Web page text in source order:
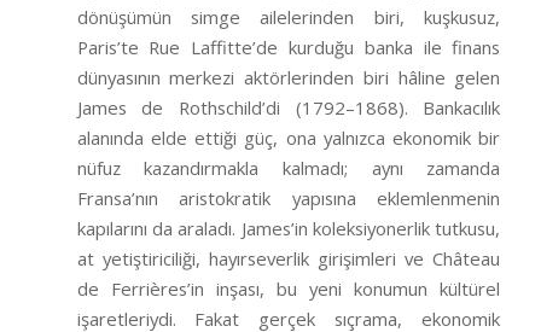
dönüşümün simge ailelerinden biri, kuşkusuz,
Paris’te Rue Laffitte’de kurduğu banka ile finans
dünyasının merkezi aktörlerinden biri hâline gelen
James de Rothschild’di (1792–1868). Bankacılık
alanında elde ettiği güç, ona yalnızca ekonomik bir
nüfuz kazandırmakla kalmadı; aynı zamanda
Fransa’nın aristokratik yapısına eklemlenmenin
kapılarını da araladı. James’in koleksiyonerlik tutkusu,
at yetiştiriciliği, hayırseverlik girişimleri ve Château
de Ferrières’in inşası, bu yeni konumun kültürel
işaretleriydi. Fakat gerçek sıçrama, ekonomik